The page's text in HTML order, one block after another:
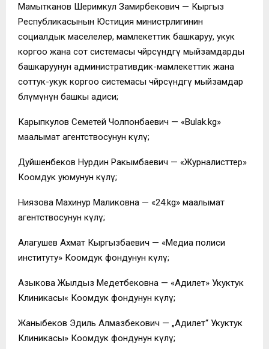
Мамытканов Шеримкул Замирбекович — Кыргыз
Республикасынын Юстиция министрлигинин
социалдык маселелер, мамлекеттик башкаруу, укук
коргоо жана сот системасы чөйрөсүндөгү мыйзамдарды
башкаруунун административдик-мамлекеттик жана
соттук-укук коргоо системасы чөйрөсүндөгү мыйзамдар
бөлүмүнүн башкы адиси;
Карыпкулов Семетей Чолпонбаевич — «Bulak.kg»
маалымат агентствосунун өкүлү;
Дуйшенбеков Нурдин Ракымбаевич — «Журналисттер»
Коомдук уюмунун өкүлү;
Ниязова Махинур Маликовна — «24.kg» маалымат
агентствосунун өкүлү;
Алагушев Ахмат Кыргызбаевич — «Медиа полиси
институту» Коомдук фондунун өкүлү;
Азыкова Жылдыз Медетбековна — «Адилет» Укуктук
Клиникасы« Коомдук фондунун өкүлү;
Жаныбеков Эдиль Алмазбекович — „Адилет“ Укуктук
Клиникасы» Коомдук фондунун өкүлү;